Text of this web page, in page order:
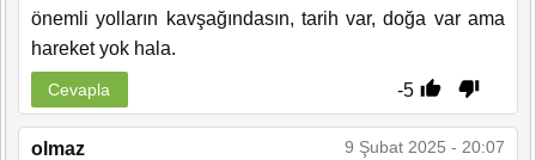
önemli yolların kavşağındasın, tarih var, doğa var ama
hareket yok hala.
-5
Cevapla
olmaz 9 Şubat 2025 - 20:07